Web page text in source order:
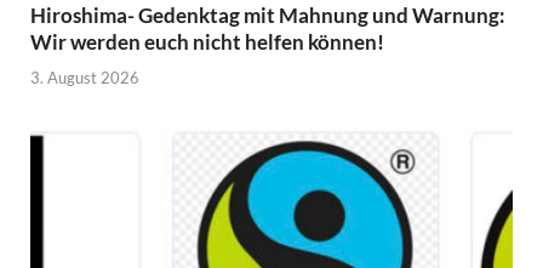
Hiroshima- Gedenktag mit Mahnung und Warnung:
Wir werden euch nicht helfen können!
3. August 2026